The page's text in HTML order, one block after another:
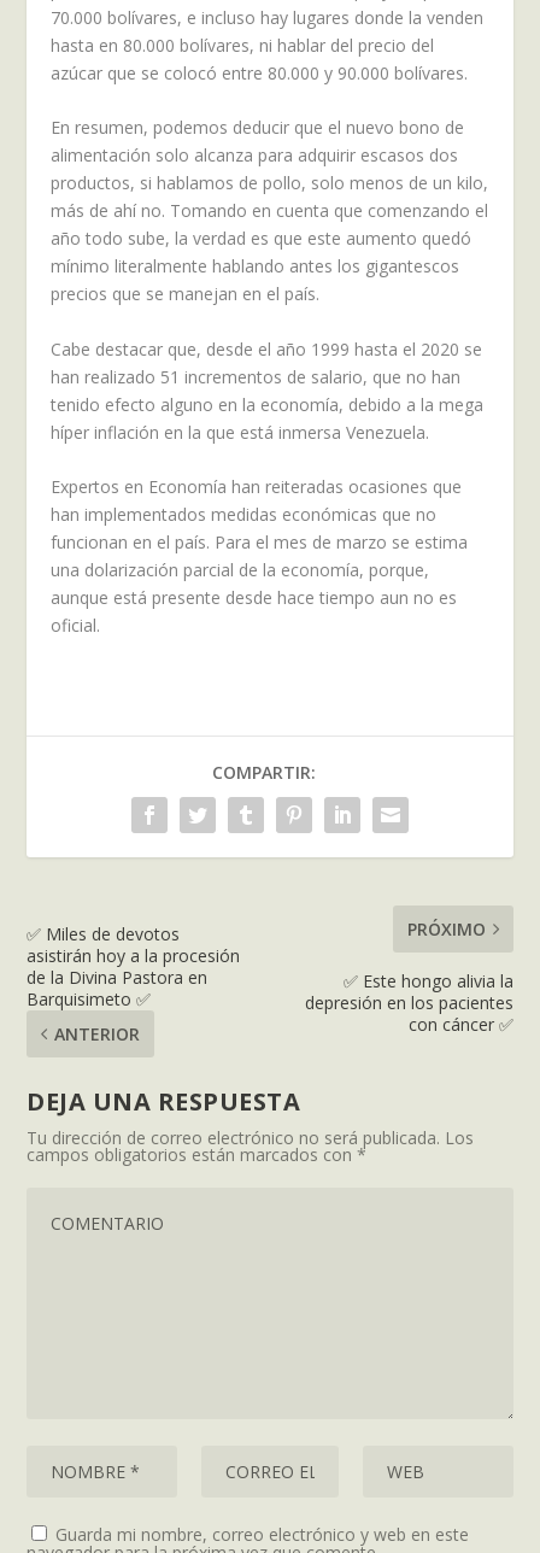
70.000 bolívares, e incluso hay lugares donde la venden
hasta en 80.000 bolívares, ni hablar del precio del
azúcar que se colocó entre 80.000 y 90.000 bolívares.
En resumen, podemos deducir que el nuevo bono de
alimentación solo alcanza para adquirir escasos dos
productos, si hablamos de pollo, solo menos de un kilo,
más de ahí no. Tomando en cuenta que comenzando el
año todo sube, la verdad es que este aumento quedó
mínimo literalmente hablando antes los gigantescos
precios que se manejan en el país.
Cabe destacar que, desde el año 1999 hasta el 2020 se
han realizado 51 incrementos de salario, que no han
tenido efecto alguno en la economía, debido a la mega
híper inflación en la que está inmersa Venezuela.
Expertos en Economía han reiteradas ocasiones que
han implementados medidas económicas que no
funcionan en el país. Para el mes de marzo se estima
una dolarización parcial de la economía, porque,
aunque está presente desde hace tiempo aun no es
oficial.
COMPARTIR:
✅ Miles de devotos
asistirán hoy a la procesión
de la Divina Pastora en
Barquisimeto ✅
ANTERIOR
PRÓXIMO
✅ Este hongo alivia la
depresión en los pacientes
con cáncer ✅
DEJA UNA RESPUESTA
Tu dirección de correo electrónico no será publicada. Los
campos obligatorios están marcados con*
Guarda mi nombre, correo electrónico y web en este